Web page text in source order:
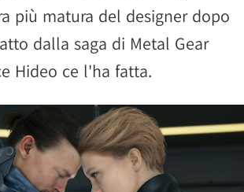
più matura del designer dopo
dalla saga di Metal Gear
Hideo ce l'ha fatta.